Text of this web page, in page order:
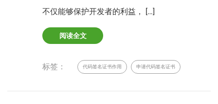
不仅能够保护开发者的利益， […]
阅读全文
标签： 代码签名证书作用 申请代码签名证书